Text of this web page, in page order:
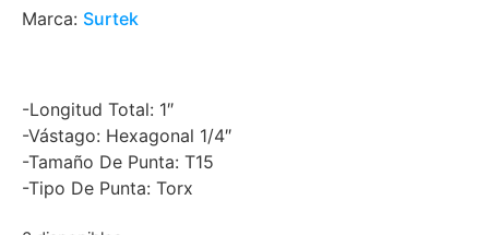
Marca: Surtek
-Longitud Total: 1″
-Vástago: Hexagonal 1/4″
-Tamaño De Punta: T15
-Tipo De Punta: Torx